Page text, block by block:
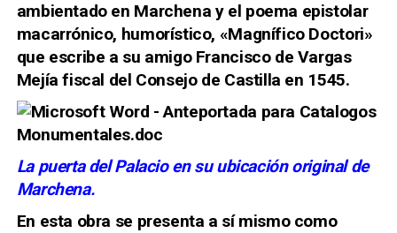
ambientado en Marchena y el poema epistolar
macarrónico, humorístico, «Magnífico Doctori»
que escribe a su amigo Francisco de Vargas
Mejía fiscal del Consejo de Castilla en 1545.
La puerta del Palacio en su ubicación original de
Marchena.
En esta obra se presenta a sí mismo como